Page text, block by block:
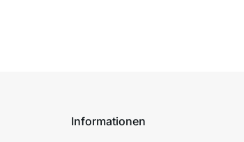
Informationen